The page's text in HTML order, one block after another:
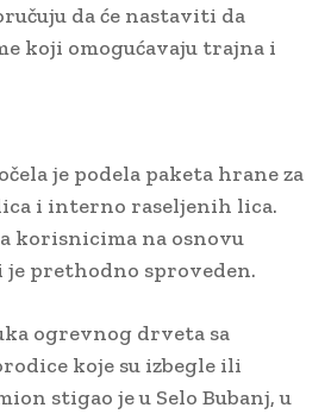
da će nastaviti da
koji omogućavaju trajna i
je podela paketa hrane za
i interno raseljenih lica.
korisnicima na osnovu
prethodno sproveden.
ogrevnog drveta sa
koje su izbegle ili
stigao je u Selo Bubanj, u